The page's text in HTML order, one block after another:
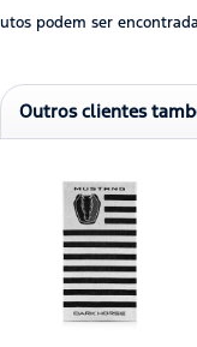
podem ser
Outros clientes